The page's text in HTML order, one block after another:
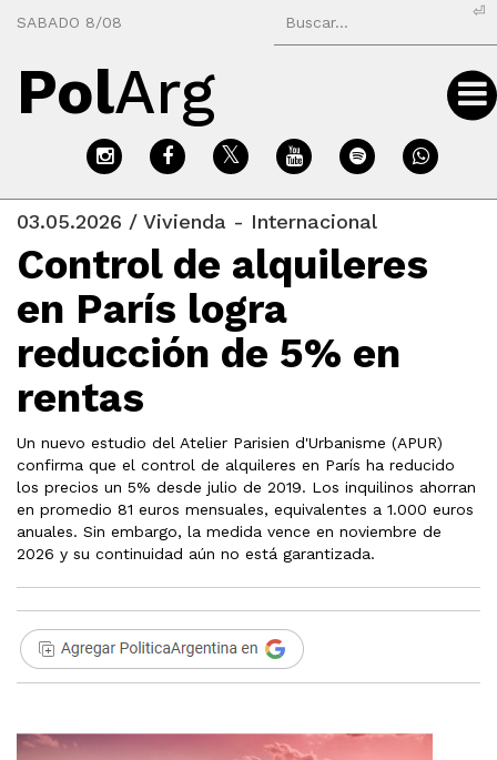
SABADO 8/08
⏎
PolArg
03.05.2026 / Vivienda - Internacional
Control de alquileres
en París logra
reducción de 5% en
rentas
Un nuevo estudio del Atelier Parisien d'Urbanisme (APUR)
confirma que el control de alquileres en París ha reducido
los precios un 5% desde julio de 2019. Los inquilinos ahorran
en promedio 81 euros mensuales, equivalentes a 1.000 euros
anuales. Sin embargo, la medida vence en noviembre de
2026 y su continuidad aún no está garantizada.